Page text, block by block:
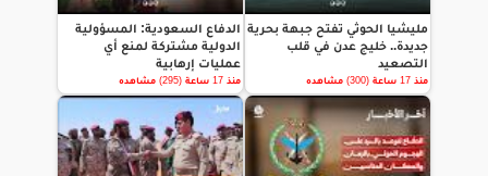
مليشيا الحوثي تفتح جبهة بحرية
جديدة.. خليج عدن في قلب
التصعيد
منذ 17 ساعة (300) مشاهده
الدفاع السعودية: المسؤولية
الدولية مشتركة لمنع أي
عمليات إرهابية
منذ 17 ساعة (295) مشاهده